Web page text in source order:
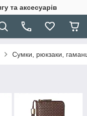
та аксесуарів
Сумки, рюкзаки,